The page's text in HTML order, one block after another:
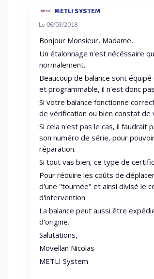
METLI SYSTEM
Le 06/03/2018
Bonjour Monsieur, Madame,
Un étalonnage n'est nécéssaire
normalement.
Beaucoup de balance sont
et programmable, il n'est donc
Si votre balance fonctionne
de vérification ou bien constat de
Si cela n'est pas le cas, il faudrait
son numéro de série, pour
réparation.
Si tout vas bien, ce type de
Pour réduire les coûts de
d'une "tournée" et ainsi divisé le
d'intervention.
La balance peut aussi être
d'origine.
Salutations,
Movellan Nicolas
METLI System